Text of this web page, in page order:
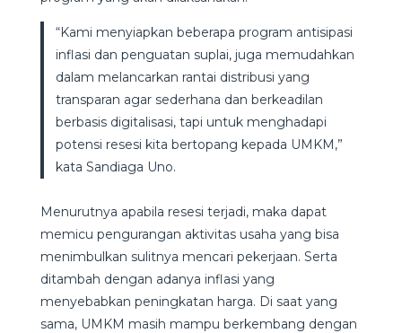
“Kami menyiapkan beberapa program antisipasi
inflasi dan penguatan suplai, juga memudahkan
dalam melancarkan rantai distribusi yang
transparan agar sederhana dan berkeadilan
berbasis digitalisasi, tapi untuk menghadapi
potensi resesi kita bertopang kepada UMKM,”
kata Sandiaga Uno.
Menurutnya apabila resesi terjadi, maka dapat
memicu pengurangan aktivitas usaha yang bisa
menimbulkan sulitnya mencari pekerjaan. Serta
ditambah dengan adanya inflasi yang
menyebabkan peningkatan harga. Di saat yang
sama, UMKM masih mampu berkembang dengan